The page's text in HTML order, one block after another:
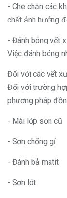
- Che chắn các
chất ảnh hưởng
- Đánh bóng vết
Việc đánh bóng
Đối với các vết
Đối với trường
phương pháp
- Mài lớp sơn cũ
- Sơn chống gỉ
- Đánh bả matit
- Sơn lót